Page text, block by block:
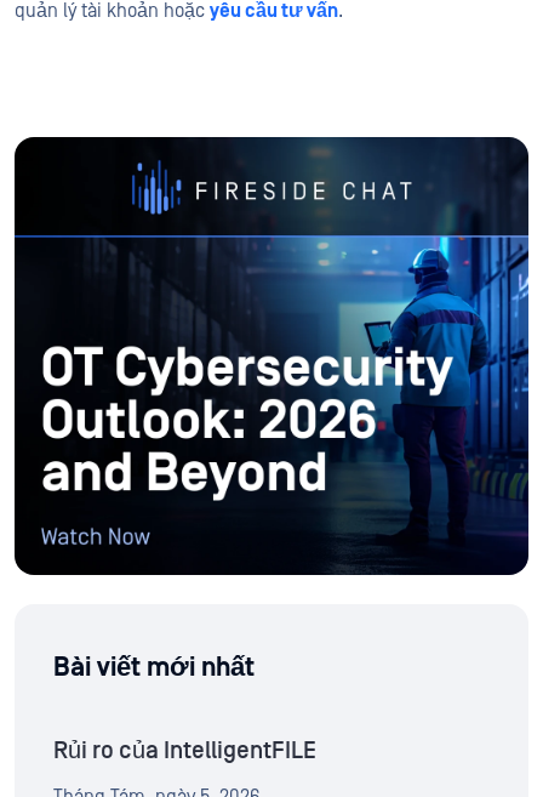
quản lý tài khoản hoặc yêu cầu tư vấn.
Bài viết mới nhất
Rủi ro của IntelligentFILE